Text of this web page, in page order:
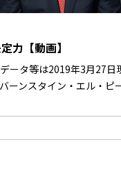
力【動画】
ータ等は2019年3月27日
ーンスタイン・エル・ピ